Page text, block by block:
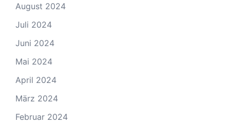
August 2024
Juli 2024
Juni 2024
Mai 2024
April 2024
März 2024
Februar 2024